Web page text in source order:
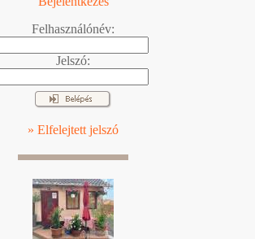
Felhasználónév:
Jelszó:
» Elfelejtett jelszó